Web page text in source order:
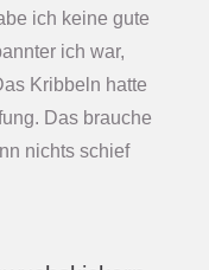
ich keine gute
ich war,
Kribbeln hatte
Das brauche
nichts schief